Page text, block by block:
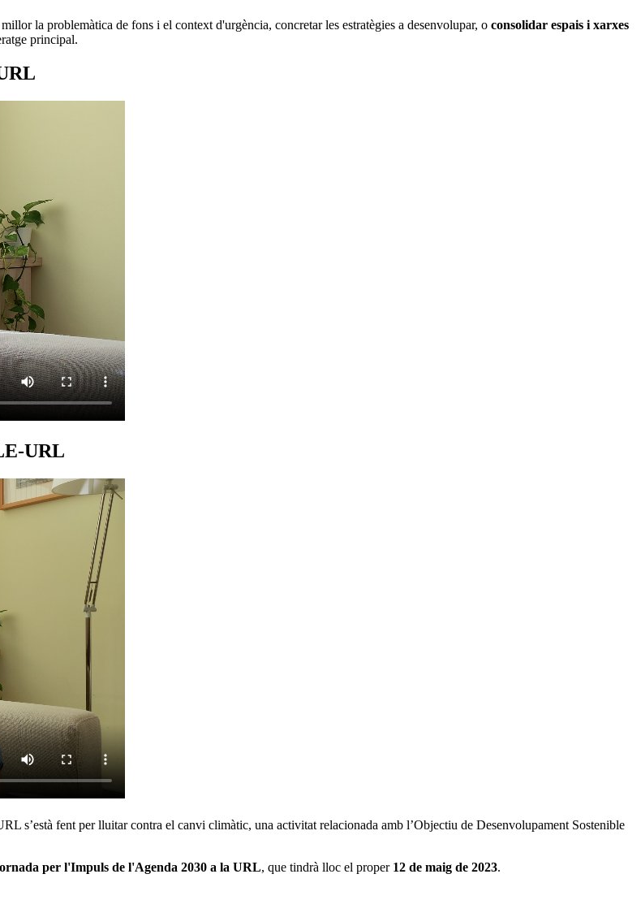
la problemàtica de fons i el context d'urgència, concretar les estratègies a desenvolupar, o consolidar espais i xarxes
principal.
URL
s’està fent per lluitar contra el canvi climàtic, una activitat relacionada amb l’Objectiu de Desenvolupament Sostenible
per l'Impuls de l'Agenda 2030 a la URL, que tindrà lloc el proper 12 de maig de 2023.